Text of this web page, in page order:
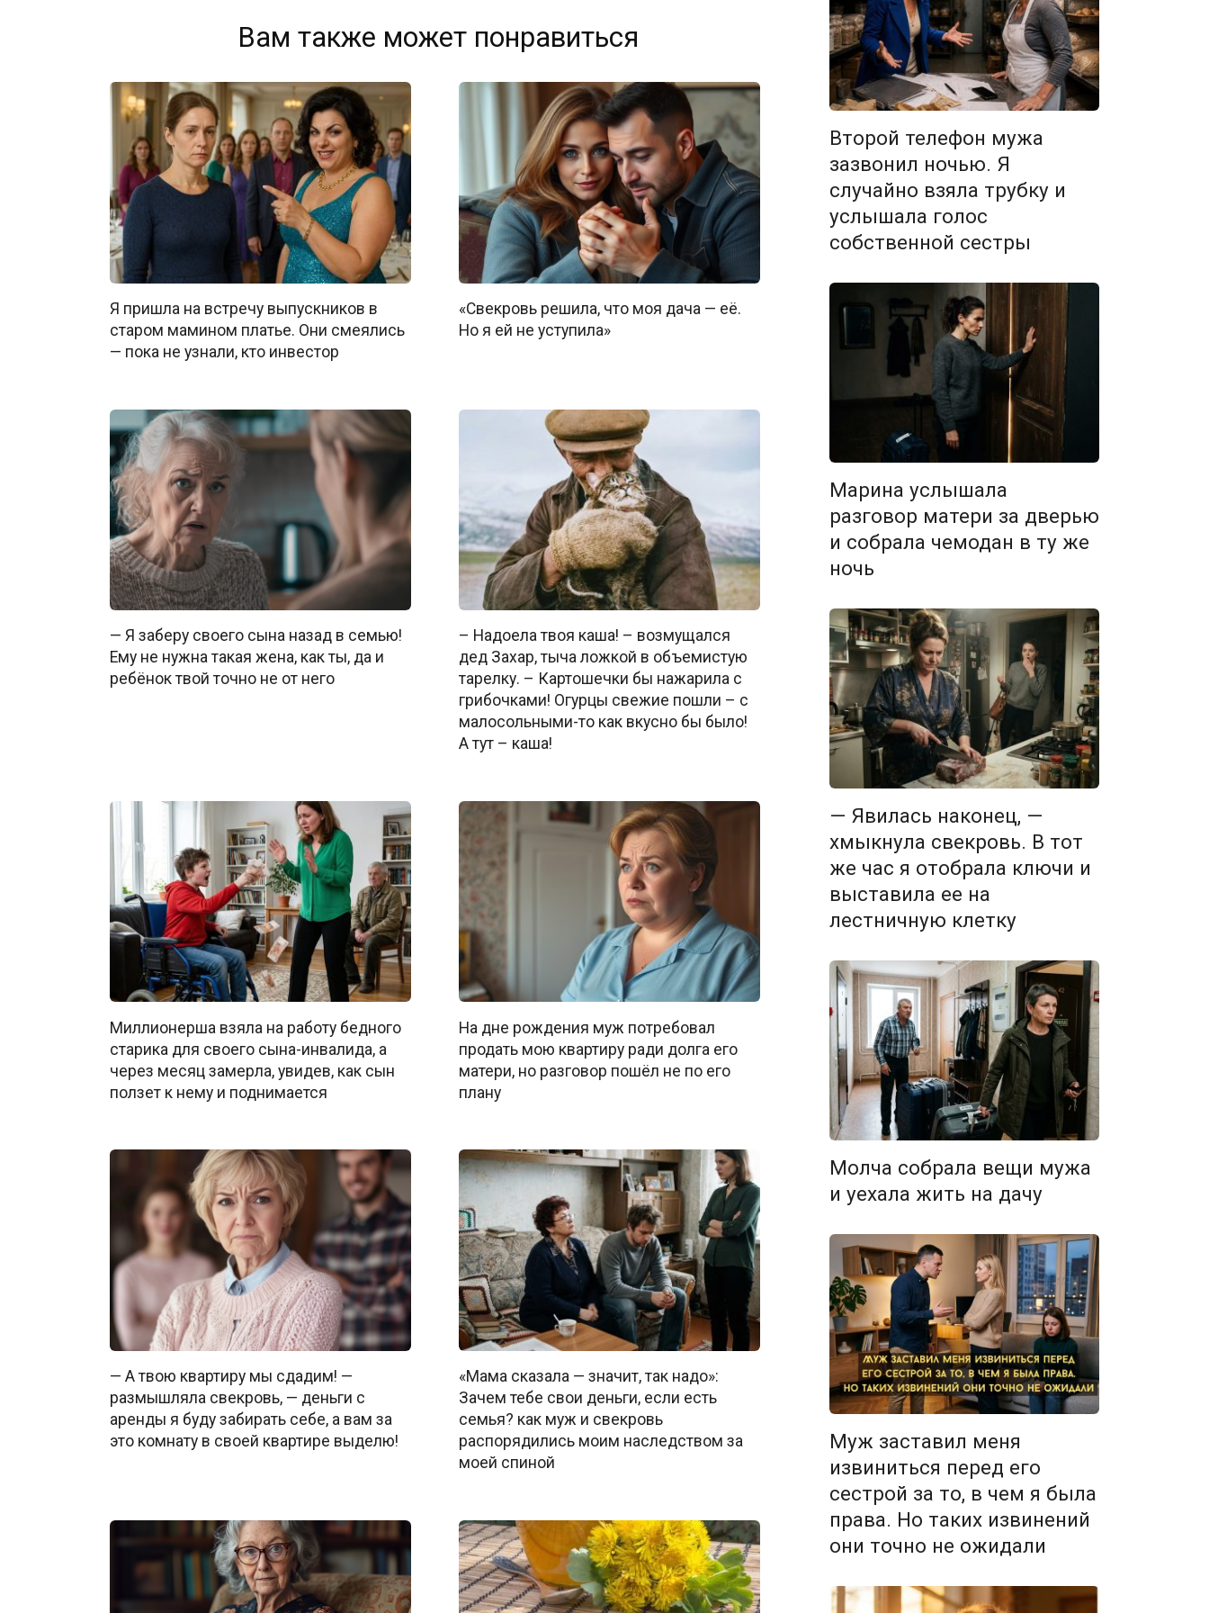
Вам также может понравиться
Я пришла на встречу выпускников в
старом мамином платье. Они смеялись
— пока не узнали, кто инвестор
«Свекровь решила, что моя дача — её.
Но я ей не уступила»
— Я заберу своего сына назад в семью!
Ему не нужна такая жена, как ты, да и
ребёнок твой точно не от него
– Надоела твоя каша! – возмущался
дед Захар, тыча ложкой в объемистую
тарелку. – Картошечки бы нажарила с
грибочками! Огурцы свежие пошли – с
малосольными-то как вкусно бы было!
А тут – каша!
Миллионерша взяла на работу бедного
старика для своего сына-инвалида, а
через месяц замерла, увидев, как сын
ползет к нему и поднимается
На дне рождения муж потребовал
продать мою квартиру ради долга его
матери, но разговор пошёл не по его
плану
— А твою квартиру мы сдадим! —
размышляла свекровь, — деньги с
аренды я буду забирать себе, а вам за
это комнату в своей квартире выделю!
«Мама сказала — значит, так надо»:
Зачем тебе свои деньги, если есть
семья? как муж и свекровь
распорядились моим наследством за
моей спиной
Второй телефон мужа
зазвонил ночью. Я
случайно взяла трубку и
услышала голос
собственной сестры
Марина услышала
разговор матери за дверью
и собрала чемодан в ту же
ночь
— Явилась наконец, —
хмыкнула свекровь. В тот
же час я отобрала ключи и
выставила ее на
лестничную клетку
Молча собрала вещи мужа
и уехала жить на дачу
Муж заставил меня
извиниться перед его
сестрой за то, в чем я была
права. Но таких извинений
они точно не ожидали